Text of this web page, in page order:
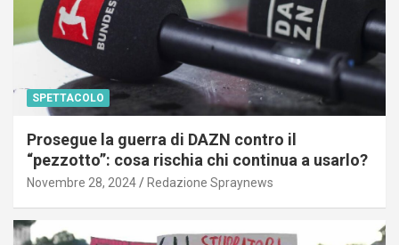
SPETTACOLO
Prosegue la guerra di DAZN contro il
“pezzotto”: cosa rischia chi continua a usarlo?
Novembre 28, 2024 Redazione Spraynews